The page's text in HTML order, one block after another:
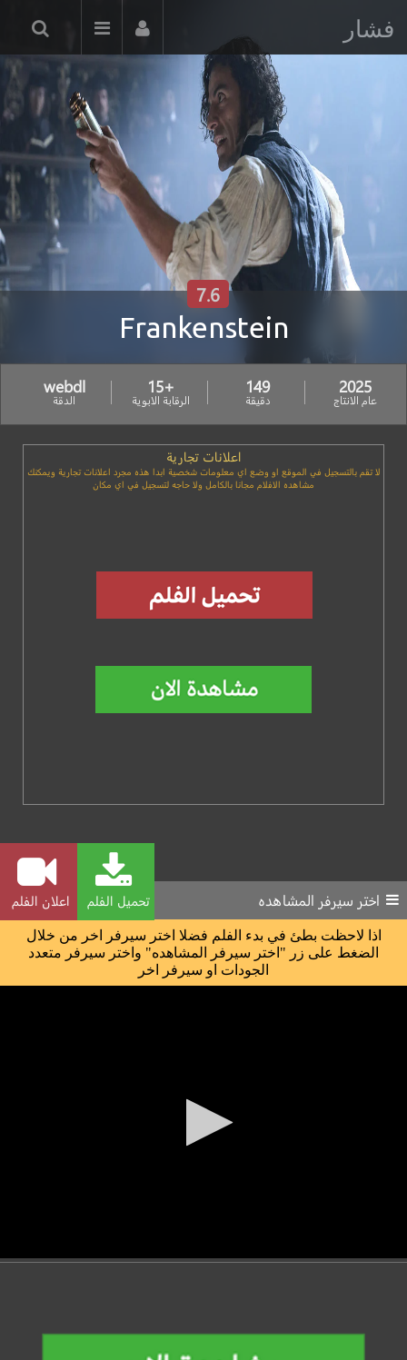
فشار
Frankenstein
7.6
2025
عام الانتاج
149
دقيقة
+15
الرقابة الابوية
webdl
الدقة
اعلانات تجارية
لا تقم بالتسجيل في الموقع او وضع اي معلومات شخصية ابدا هذه مجرد اعلانات تجارية ويمكنك
مشاهده الافلام مجانا بالكامل ولا حاجه لتسجيل في اي مكان
تحميل الفلم اعلان الفلم اختر سيرفر المشاهده
اذا لاحظت بطئ في بدء الفلم فضلا اختر سيرفر اخر من خلال
الضغط على زر "اختر سيرفر المشاهده" واختر سيرفر متعدد
الجودات او سيرفر اخر